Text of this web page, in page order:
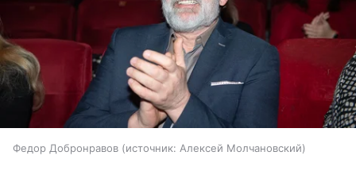
Федор Добронравов источник: Алексей Молчановский